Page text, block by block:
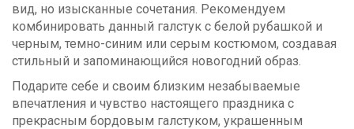
вид, но изысканные сочетания. Рекомендуем
комбинировать данный галстук с белой рубашкой и
черным, темно-синим или серым костюмом, создавая
стильный и запоминающийся новогодний образ.
Подарите себе и своим близким незабываемые
впечатления и чувство настоящего праздника с
прекрасным бордовым галстуком, украшенным